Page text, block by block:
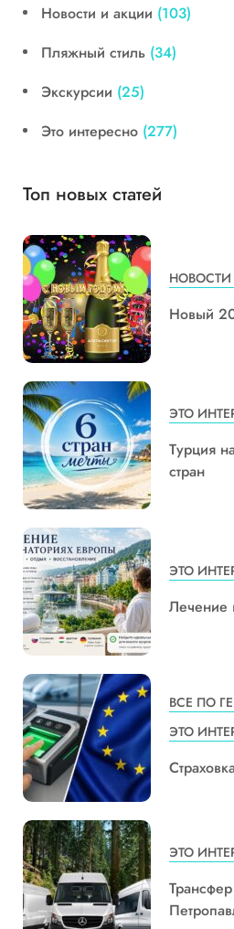
Новости и акции (103)
Пляжный стиль (34)
Экскурсии (25)
Это интересно (277)
Топ новых статей
Новый
ЭТО
Турция
стран
ЭТО
Лечение
ВСЕ ПО
ЭТО
ЭТО